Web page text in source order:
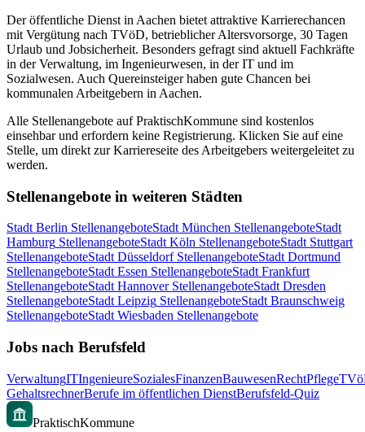
Der öffentliche Dienst in Aachen bietet attraktive Karrierechancen
mit Vergütung nach TVöD, betrieblicher Altersvorsorge, 30 Tagen
Urlaub und Jobsicherheit. Besonders gefragt sind aktuell Fachkräfte
in der Verwaltung, im Ingenieurwesen, in der IT und im
Sozialwesen. Auch Quereinsteiger haben gute Chancen bei
kommunalen Arbeitgebern in Aachen.
Alle Stellenangebote auf PraktischKommune sind kostenlos
einsehbar und erfordern keine Registrierung. Klicken Sie auf eine
Stelle, um direkt zur Karriereseite des Arbeitgebers weitergeleitet zu
werden.
Stellenangebote in weiteren Städten
StadtBerlin StellenangeboteStadtMünchen StellenangeboteStadt
Hamburg StellenangeboteStadtKöln StellenangeboteStadt Stuttgart
StellenangeboteStadtDüsseldorfStellenangeboteStadtDortmund
StellenangeboteStadtEssen StellenangeboteStadtFrankfurt
StellenangeboteStadtHannoverStellenangeboteStadtDresden
StellenangeboteStadtLeipzig StellenangeboteStadtBraunschweig
StellenangeboteStadtWiesbaden Stellenangebote
Jobs nach Berufsfeld
VerwaltungITIngenieureSozialesFinanzenBauwesenRechtPflege
GehaltsrechnerBerufe im öffentlichen DienstBerufsfeld-Quiz
PraktischKommune